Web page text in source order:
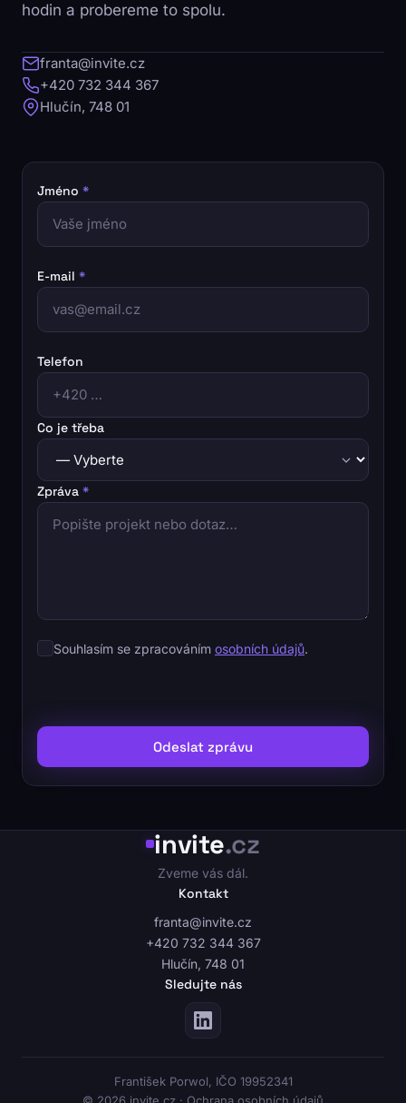
hodin a probereme to spolu.
franta@invite.cz
+420 732 344 367
Hlučín, 748 01
Jméno *
E-mail *
Telefon
Co je třeba
Zpráva *
Souhlasím se zpracováním osobních údajů.
Odeslat zprávu
invite.cz
Zveme vás dál.
Kontakt
franta@invite.cz
+420 732 344 367
Hlučín, 748 01
Sledujte nás
František Porwol, IČO 19952341